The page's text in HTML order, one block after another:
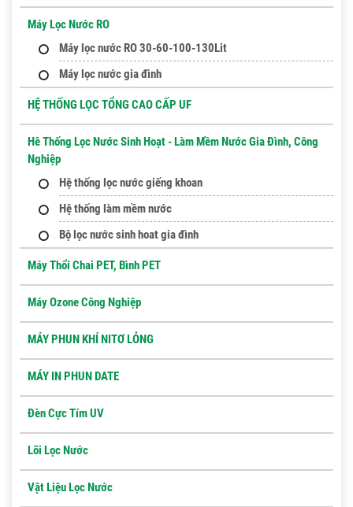
Máy Lọc Nước RO
Máy lọc nước RO 30-60-100-130Lit
Máy lọc nước gia đình
HỆ THỐNG LỌC TỔNG CAO CẤP UF
Hê Thống Lọc Nước Sinh Hoạt - Làm Mềm Nước Gia Đình, Công
Nghiệp
Hệ thống lọc nước giếng khoan
Hệ thống làm mềm nước
Bộ lọc nước sinh hoat gia đình
Máy Thổi Chai PET, Bình PET
Máy Ozone Công Nghiệp
MÁY PHUN KHÍ NITƠ LỎNG
MÁY IN PHUN DATE
Đèn Cực Tím UV
Lõi Lọc Nước
Vật Liệu Lọc Nước